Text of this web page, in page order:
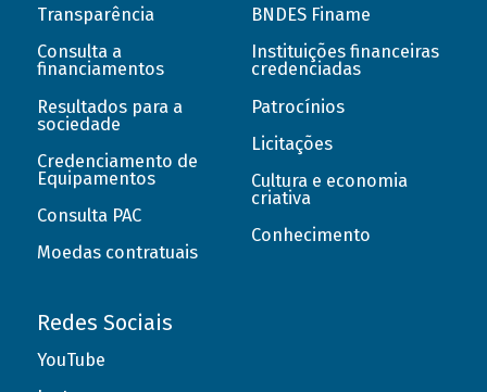
Transparência
Consulta a
financiamentos
Resultados para a
sociedade
Credenciamento de
Equipamentos
Consulta PAC
Moedas contratuais
BNDES Finame
Instituições financeiras
credenciadas
Patrocínios
Licitações
Cultura e economia
criativa
Conhecimento
Redes Sociais
YouTube